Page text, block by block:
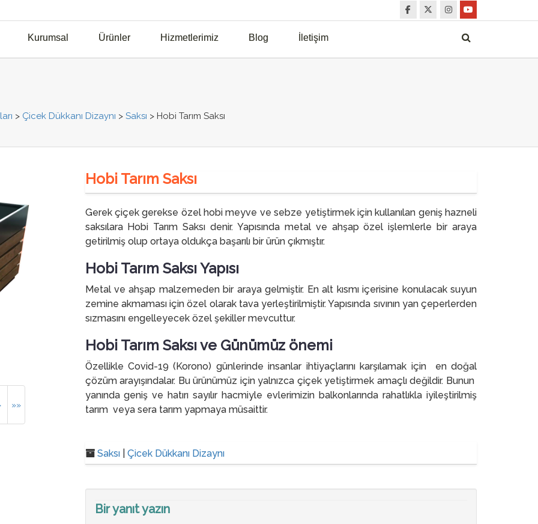
Kurumsal Ürünler Hizmetlerimiz Blog İletişim
> Çicek Dükkanı Dizaynı > Saksı > Hobi Tarım Saksı
»»
Hobi Tarım Saksı
Gerek çiçek gerekse özel hobi meyve ve sebze yetiştirmek için kullanılan geniş hazneli
saksılara Hobi Tarım Saksı denir. Yapısında metal ve ahşap özel işlemlerle bir araya
getirilmiş olup ortaya oldukça başarılı bir ürün çıkmıştır.
Hobi Tarım Saksı Yapısı
Metal ve ahşap malzemeden bir araya gelmiştir. En alt kısmı içerisine konulacak suyun
zemine akmaması için özel olarak tava yerleştirilmiştir. Yapısında sıvının yan çeperlerden
sızmasını engelleyecek özel şekiller mevcuttur.
Hobi Tarım Saksı ve Günümüz önemi
Özellikle Covid-19 (Korono) günlerinde insanlar ihtiyaçlarını karşılamak için en doğal
çözüm arayışındalar. Bu ürünümüz için yalnızca çiçek yetiştirmek amaçlı değildir. Bunun
yanında geniş ve hatırı sayılır hacmiyle evlerimizin balkonlarında rahatlıkla iyileştirilmiş
tarım veya sera tarım yapmaya müsaittir.
Saksı| Çicek Dükkanı Dizaynı
Bir yanıt yazın